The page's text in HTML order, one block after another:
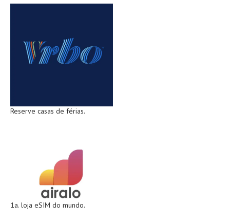
Reserve casas de férias.
1a. loja eSIM do mundo.